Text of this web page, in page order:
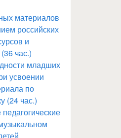
материалов
российских
и
час.)
младших
усвоении
по
(24 час.)